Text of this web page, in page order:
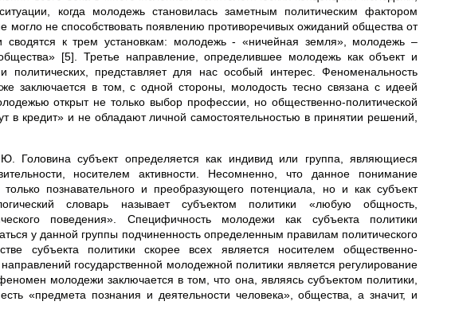
когда молодежь становилась заметным политическим фактором
не способствовать появлению противоречивых ожиданий общества от
к трем установкам: молодежь - «ничейная земля», молодежь –
[5]. Третье направление, определившее молодежь как объект и
представляет для нас особый интерес. Феноменальность
заключается в том, с одной стороны, молодость тесно связана с идеей
открыт не только выбор профессии, но общественно-политической
в кредит» и не обладают личной самостоятельностью в принятии решений,
Головина субъект определяется как индивид или группа, являющиеся
носителем активности. Несомненно, что данное понимание
познавательного и преобразующего потенциала, но и как субъект
словарь называет субъектом политики «любую общность,
поведения». Специфичность молодежи как субъекта политики
у данной группы подчиненность определенным правилам политического
субъекта политики скорее всех является носителем общественно-
государственной молодежной политики является регулирование
молодежи заключается в том, что она, являясь субъектом политики,
«предмета познания и деятельности человека», общества, а значит, и